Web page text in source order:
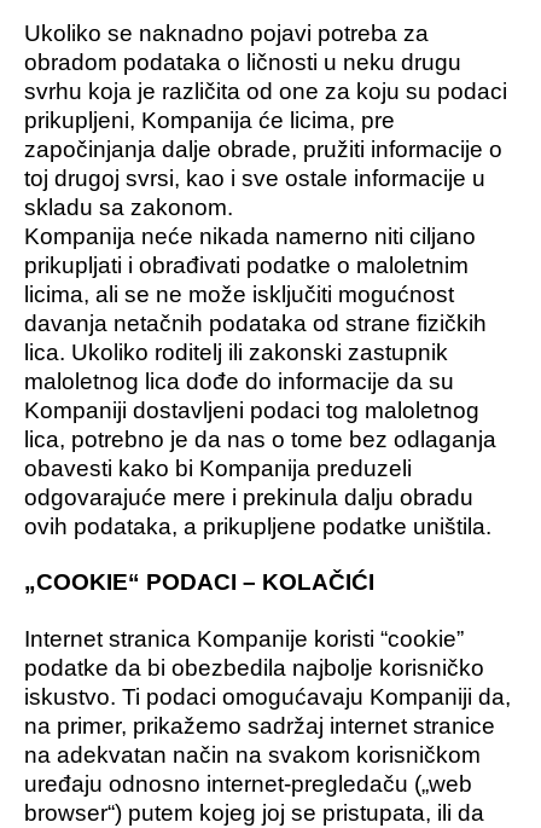
Ukoliko se naknadno pojavi potreba za
obradom podataka o ličnosti u neku drugu
svrhu koja je različita od one za koju su podaci
prikupljeni, Kompanija će licima, pre
započinjanja dalje obrade, pružiti informacije o
toj drugoj svrsi, kao i sve ostale informacije u
skladu sa zakonom.
Kompanija neće nikada namerno niti ciljano
prikupljati i obrađivati podatke o maloletnim
licima, ali se ne može isključiti mogućnost
davanja netačnih podataka od strane fizičkih
lica. Ukoliko roditelj ili zakonski zastupnik
maloletnog lica dođe do informacije da su
Kompaniji dostavljeni podaci tog maloletnog
lica, potrebno je da nas o tome bez odlaganja
obavesti kako bi Kompanija preduzeli
odgovarajuće mere i prekinula dalju obradu
ovih podataka, a prikupljene podatke uništila.
„COOKIE“ PODACI – KOLAČIĆI
Internet stranica Kompanije koristi “cookie”
podatke da bi obezbedila najbolje korisničko
iskustvo. Ti podaci omogućavaju Kompaniji da,
na primer, prikažemo sadržaj internet stranice
na adekvatan način na svakom korisničkom
uređaju odnosno internet-pregledaču („web
browser“) putem kojeg joj se pristupata, ili da